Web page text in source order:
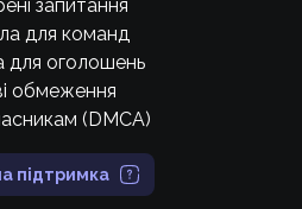
запитання
для команд
для оголошень
обмеження
(DMCA)
підтримка